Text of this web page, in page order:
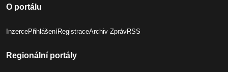
O portálu
InzercePřihlášeníRegistraceArchiv ZprávRSS
Regionální portály